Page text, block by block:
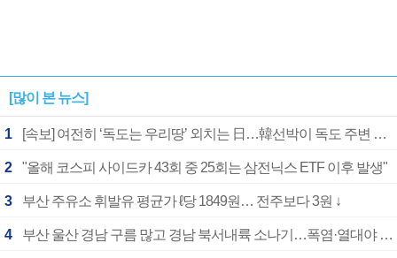
[많이 본 뉴스]
1 [속보] 여전히 ‘독도는 우리땅’ 외치는 日…韓선박이 독도 주변 해양조사 활동하자 반발
2 "올해 코스피 사이드카 43회 중 25회는 삼전닉스 ETF 이후 발생"
3 부산 주유소 휘발유 평균가 ℓ당 1849원… 전주보다 3원 ↓
4 부산 울산 경남 구름 많고 경남 북서내륙 소나기…폭염·열대야 계속